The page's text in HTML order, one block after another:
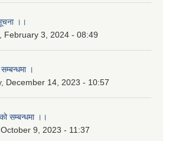
।।
February 3, 2024 - 08:49
।
December 14, 2023 - 10:57
सम्बन्धमा ।।
9, 2023 - 11:37